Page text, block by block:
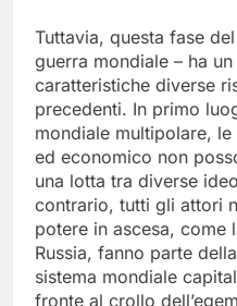
Tuttavia, questa fase
guerra mondiale – ha
caratteristiche diverse
precedenti. In primo
mondiale multipolare,
ed economico non
una lotta tra diverse
contrario, tutti gli attori
potere in ascesa, come
Russia, fanno parte
sistema mondiale
fronte al crollo